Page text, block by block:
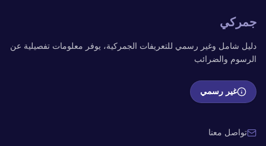
جمركي
دليل شامل وغير رسمي للتعريفات الجمركية، يوفر معلومات تفصيلية عن
الرسوم والضرائب
غير رسمي
تواصل معنا